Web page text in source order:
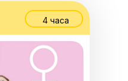
4 часа